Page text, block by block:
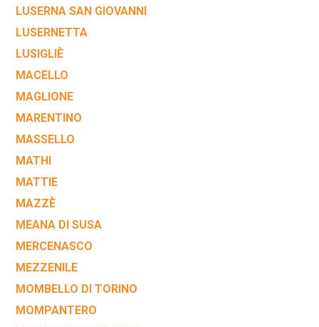
LUSERNA SAN GIOVANNI
LUSERNETTA
LUSIGLIÈ
MACELLO
MAGLIONE
MARENTINO
MASSELLO
MATHI
MATTIE
MAZZÈ
MEANA DI SUSA
MERCENASCO
MEZZENILE
MOMBELLO DI TORINO
MOMPANTERO